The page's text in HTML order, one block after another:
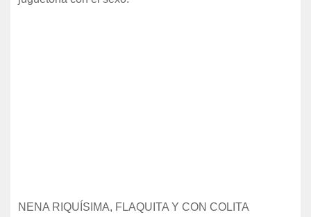
NENA RIQUÍSIMA, FLAQUITA Y CON COLITA